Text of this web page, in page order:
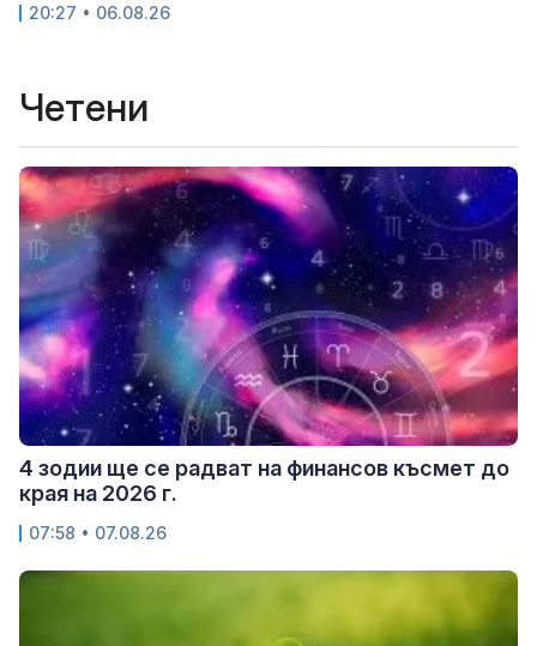
20:27 • 06.08.26
Четени
4 зодии ще се радват на финансов късмет до
края на 2026 г.
07:58 • 07.08.26